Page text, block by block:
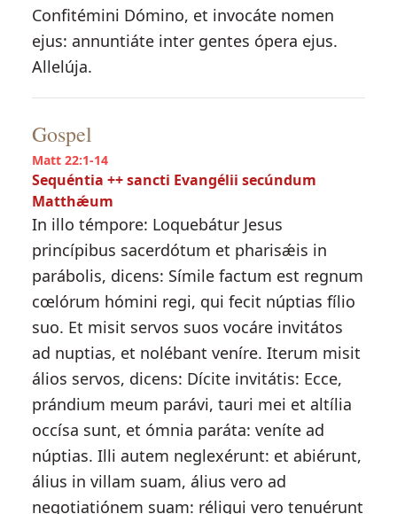
Confitémini Dómino, et invocáte nomen
ejus: annuntiáte inter gentes ópera ejus.
Allelúja.
Gospel
Matt 22:1-14
Sequéntia ++ sancti Evangélii secúndum
Matthǽum
In illo témpore: Loquebátur Jesus
princípibus sacerdótum et pharisǽis in
parábolis, dicens: Símile factum est regnum
cœlórum hómini regi, qui fecit núptias fílio
suo. Et misit servos suos vocáre invitátos
ad nuptias, et nolébant veníre. Iterum misit
álios servos, dicens: Dícite invitátis: Ecce,
prándium meum parávi, tauri mei et altília
occísa sunt, et ómnia paráta: veníte ad
núptias. Illi autem neglexérunt: et abiérunt,
álius in villam suam, álius vero ad
negotiatiónem suam: réliqui vero tenuérunt